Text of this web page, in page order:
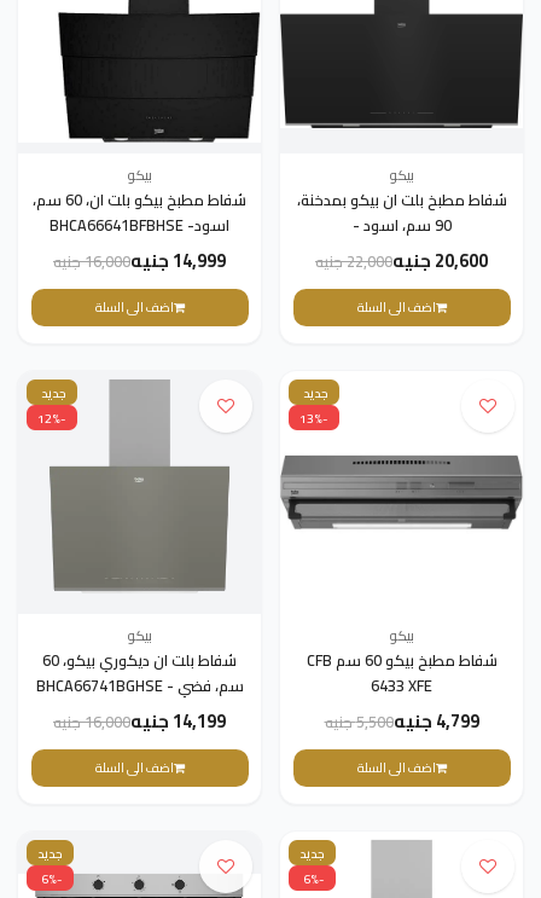
بيكو
شفاط مطبخ بلت ان بيكو بمدخنة،
90 سم، اسود -
BHCA96641BFBHSE
20,600 جنيه 22,000 جنيه
اضف الى السلة
بيكو
شفاط مطبخ بيكو بلت ان، 60 سم،
اسود- BHCA66641BFBHSE
14,999 جنيه 16,000 جنيه
اضف الى السلة
جديد
-13%
بيكو
شفاط مطبخ بيكو 60 سم CFB
6433 XFE
4,799 جنيه 5,500 جنيه
اضف الى السلة
جديد
-12%
بيكو
شفاط بلت ان ديكوري بيكو، 60
سم، فضي - BHCA66741BGHSE
14,199 جنيه 16,000 جنيه
اضف الى السلة
جديد
-6%
جديد
-6%